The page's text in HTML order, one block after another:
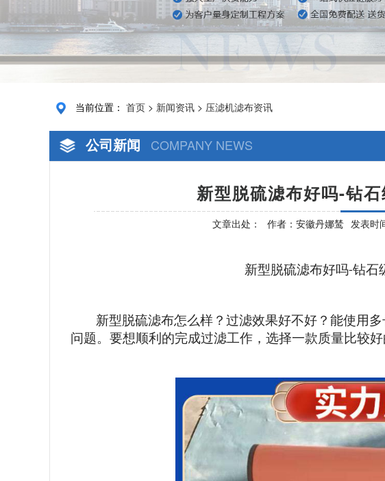
当前位置： 首页 > 新闻资讯 > 压滤机滤布资讯
公司新闻 COMPANY NEWS
新型脱硫滤布好吗-钻
文章出处： 作者：安徽丹娜鸶 发表时
新型脱硫滤布好吗-钻石
新型脱硫滤布怎么样？过滤效果好不好？能使用
问题。要想顺利的完成过滤工作，选择一款质量比较好